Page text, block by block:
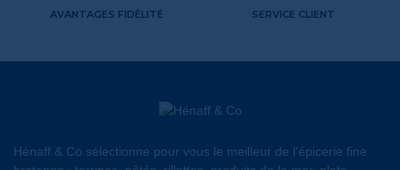
AVANTAGES FIDÉLITÉ SERVICE CLIENT
Hénaff & Co sélectionne pour vous le meilleur de l'épicerie fine